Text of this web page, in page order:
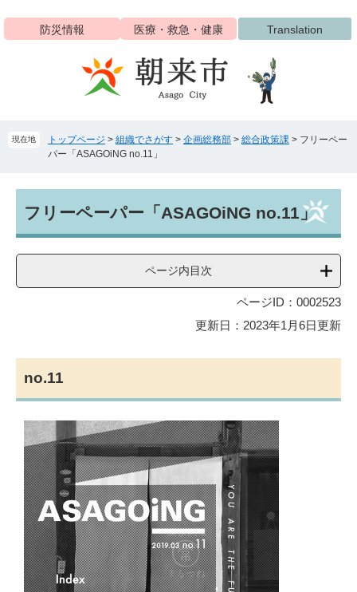
ジ
ュ
防災情報 医療・救急・健康 Translation
現在地 トップページ > 組織でさがす > 企画総務部 > 総合政策課 > フリーペー
パー「ASAGOiNG no.11」
文フリーペーパー「ASAGOiNG no.11」
ページ内目次
ページID：0002523
更新日：2023年1月6日更新
no.11